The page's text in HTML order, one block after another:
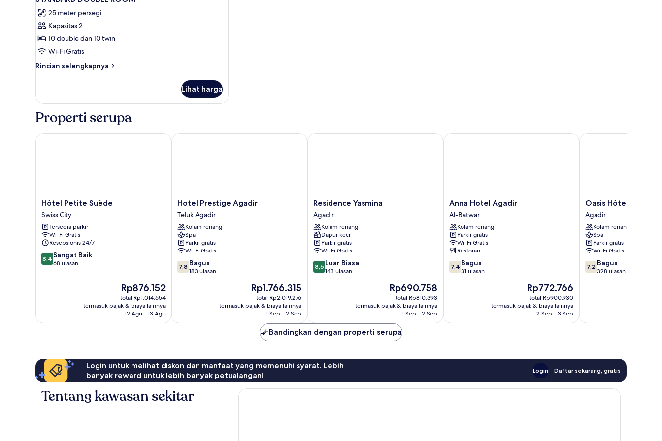
semua
foto
untuk
STANDARD
DOUBLE
ROOM
25 meter persegi
Kapasitas 2
10 double dan 10 twin
Wi-Fi Gratis
Rincian selengkapnya
Rincian
STANDARD
ROOM
Lihat harga
Properti serupa
Hôtel
Petite
Suède
Swiss
City
Hôtel Petite Suède
Swiss City
Tersedia parkir
Wi-Fi Gratis
Resepsionis 24/7
8.4
dari
8,4 Sangat Baik
68 ulasan
Harga
sekarang
Rp876.152
Rp876.152
total Rp1.014.654
termasuk pajak & biaya lainnya
12 Agu - 13 Agu
Hôtel Petite Suède
Hotel
Prestige
Agadir
Teluk
Agadir
Hotel Prestige Agadir
Teluk Agadir
Kolam renang
Spa
Parkir gratis
Wi-Fi Gratis
7.8
dari
7,8 Bagus
183 ulasan
Harga
sekarang
Rp1.766.315
Rp1.766.315
total Rp2.019.276
termasuk pajak & biaya lainnya
1 Sep - 2 Sep
Hotel Prestige Agadir
Residence
Yasmina
Agadir
Residence Yasmina
Agadir
Kolam renang
Dapur kecil
Parkir gratis
Wi-Fi Gratis
8.6
dari
8,6 Luar Biasa
143 ulasan
Harga
sekarang
Rp690.758
Rp690.758
total Rp810.393
termasuk pajak & biaya lainnya
1 Sep - 2 Sep
Residence Yasmina
Anna
Hotel
Agadir
Al-
Batwar
Anna Hotel Agadir
Al-Batwar
Kolam renang
Parkir gratis
Wi-Fi Gratis
Restoran
7.4
dari
7,4 Bagus
31 ulasan
Harga
sekarang
Rp772.766
Rp772.766
total Rp900.930
termasuk pajak & biaya lainnya
2 Sep - 3 Sep
Anna Hotel Agadir
Oasis
Hôtel
&
Spa
Agadir
Oasis Hôtel & Spa
Agadir
Kolam renang
Spa
Parkir gratis
Wi-Fi Gratis
7.2
dari
7,2 Bagus
328 ulasan
Oasis Hôtel & Spa
Bandingkan dengan properti serupa
Login untuk melihat diskon dan manfaat yang memenuhi syarat. Lebih
banyak reward untuk lebih banyak petualangan!
Login Daftar sekarang, gratis
Tentang kawasan sekitar